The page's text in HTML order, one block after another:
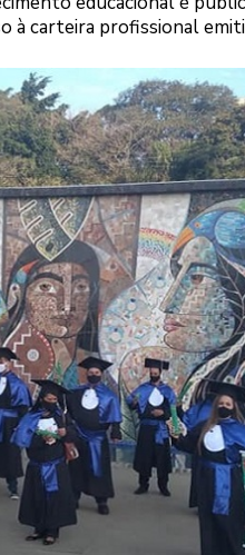
à carteira profissional